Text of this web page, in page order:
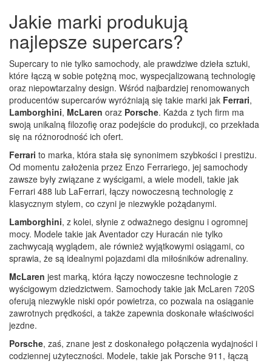
Jakie marki produkują
najlepsze supercars?
Supercary to nie tylko samochody, ale prawdziwe dzieła sztuki,
które łączą w sobie potężną moc, wyspecjalizowaną technologię
oraz niepowtarzalny design. Wśród najbardziej renomowanych
producentów supercarów wyróżniają się takie marki jak Ferrari,
Lamborghini, McLaren oraz Porsche. Każda z tych firm ma
swoją unikalną filozofię oraz podejście do produkcji, co przekłada
się na różnorodność ich ofert.
Ferrari to marka, która stała się synonimem szybkości i prestiżu.
Od momentu założenia przez Enzo Ferrariego, jej samochody
zawsze były związane z wyścigami, a wiele modeli, takie jak
Ferrari 488 lub LaFerrari, łączy nowoczesną technologię z
klasycznym stylem, co czyni je niezwykle pożądanymi.
Lamborghini, z kolei, słynie z odważnego designu i ogromnej
mocy. Modele takie jak Aventador czy Huracán nie tylko
zachwycają wyglądem, ale również wyjątkowymi osiągami, co
sprawia, że są idealnymi pojazdami dla miłośników adrenaliny.
McLaren jest marką, która łączy nowoczesne technologie z
wyścigowym dziedzictwem. Samochody takie jak McLaren 720S
oferują niezwykle niski opór powietrza, co pozwala na osiąganie
zawrotnych prędkości, a także zapewnia doskonałe właściwości
jezdne.
Porsche, zaś, znane jest z doskonałego połączenia wydajności i
codziennej użyteczności. Modele, takie jak Porsche 911, łączą